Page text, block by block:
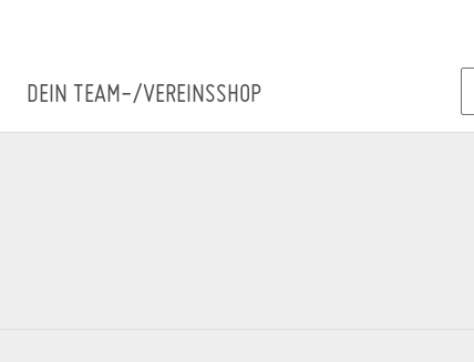
DEIN TEAM-/VEREINSSHOP